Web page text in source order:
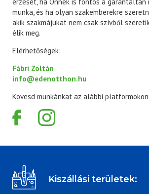
munka, és ha olyan szakemberekre
akik szakmájukat nem csak szívből
élik meg.
Elérhetőségek:
Fábri Zoltán
info@edenotthon.hu
Kövesd munkánkat az alábbi
Kiszállási területek: